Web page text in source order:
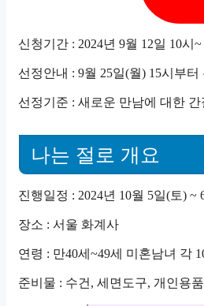
신청기간 : 2024년 9월 12일 10시~
선정안내 : 9월 25일(월) 15시부
선정기준 : 새로운 만남에 대한
나는 절로 개요
진행일정 : 2024년 10월 5일(토) ~
장소 : 서울 화계사
연령 : 만40세~49세 미혼남녀 각
준비물 : 수건, 세면도구, 개인용